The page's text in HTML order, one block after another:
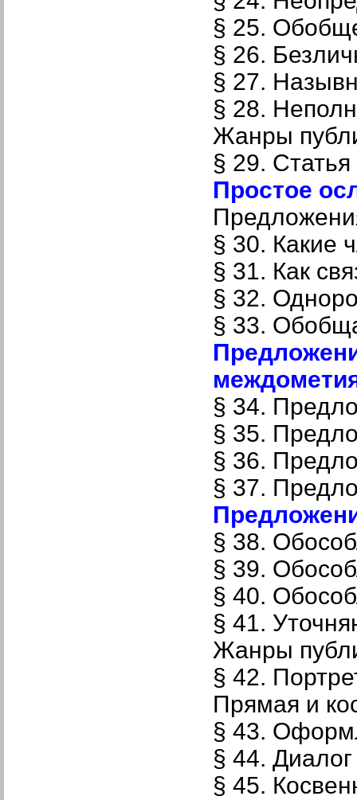
§ 25.
§ 26.
§ 27.
§ 28.
Жанры
§ 29. Статья
Простое
§ 30. Какие
§ 31. Как
§ 32.
§ 33.
§ 34.
§ 35.
§ 36.
§ 37.
§ 38.
§ 39.
§ 40.
§ 41.
Жанры
§ 42.
Прямая и
§ 43.
§ 44. Диалог
§ 45.